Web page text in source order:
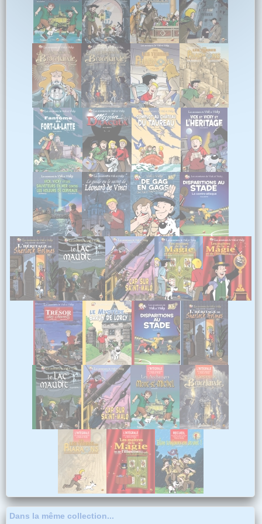
Dans la même collection...